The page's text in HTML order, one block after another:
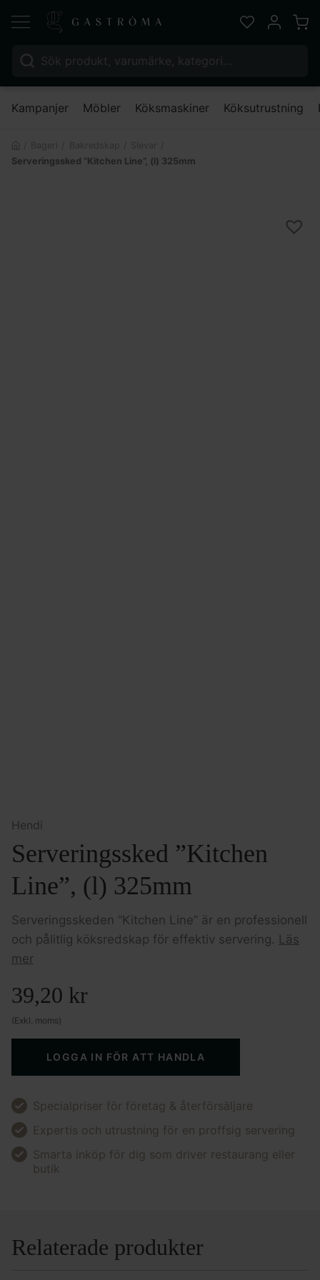
Sök efter:
Favoriter
Mitt
Kampanjer Möbler Köksmaskiner Köksutrustning
Serveringssked ”Kitchen Line”, (l) 325mm
Hendi
Serveringssked ”Kitchen
Line”, (l) 325mm
Serveringsskeden ”Kitchen Line” är en professionell
och pålitlig köksredskap för effektiv servering. Läs
mer
39,20 kr
(Exkl. moms)
LOGGA IN FÖR ATT HANDLA
Specialpriser för företag & återförsäljare
Expertis och utrustning för en proffsig servering
Smarta inköp för dig som driver restaurang eller
butik
Relaterade produkter